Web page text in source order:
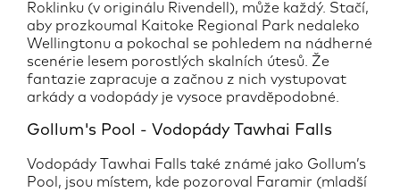
Roklinku (v originálu Rivendell), může každý. Stačí,
aby prozkoumal Kaitoke Regional Park nedaleko
Wellingtonu a pokochal se pohledem na nádherné
scenérie lesem porostlých skalních útesů. Že
fantazie zapracuje a začnou z nich vystupovat
arkády a vodopády je vysoce pravděpodobné.
Gollum's Pool - Vodopády Tawhai Falls
Vodopády Tawhai Falls také známé jako Gollum’s
Pool, jsou místem, kde pozoroval Faramir (mladší